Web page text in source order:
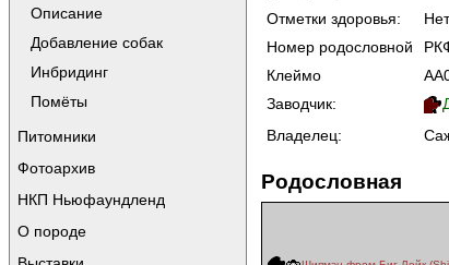
Описание
Добавление собак
Инбридинг
Помёты
Питомники
Фотоархив
НКП Ньюфаундленд
О породе
Отметки здоровья:
Номер родословной
Клеймо
Заводчик:
Владелец:
Родословная